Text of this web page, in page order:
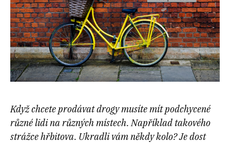
Když chcete prodávat drogy musíte mít podchycené
různé lidi na různých místech. Například takového
strážce hřbitova. Ukradli vám někdy kolo? Je dost